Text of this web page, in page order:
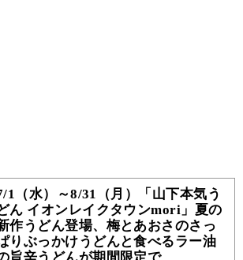
1（水）～8/31（月）「山下本気う
ん イオンレイクタウンmori」夏の
作うどん登場、梅とあおさのさっ
りぶっかけうどんと食べるラー油